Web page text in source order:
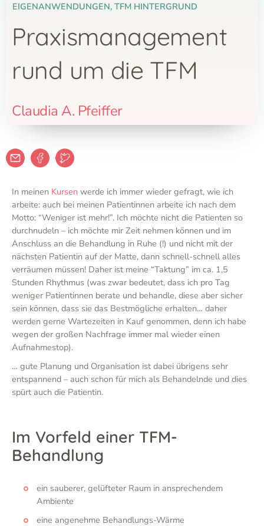
EIGENANWENDUNGEN, TFM HINTERGRUND
Praxismanagement
rund um die TFM
Claudia A. Pfeiffer
In meinen Kursen werde ich immer wieder gefragt, wie ich
arbeite: auch bei meinen Patientinnen arbeite ich nach dem
Motto: “Weniger ist mehr!”. Ich möchte nicht die Patienten so
durchnudeln – ich möchte mir Zeit nehmen können und im
Anschluss an die Behandlung in Ruhe (!) und nicht mit der
nächsten Patientin auf der Matte, dann schnell-schnell alles
verräumen müssen! Daher ist meine “Taktung” im ca. 1,5
Stunden Rhythmus (was zwar bedeutet, dass ich pro Tag
weniger Patientinnen berate und behandle, diese aber sicher
sein können, dass sie das Bestmögliche erhalten… daher
werden gerne Wartezeiten in Kauf genommen, denn ich habe
wegen der großen Nachfrage immer mal wieder einen
Aufnahmestop).
… gute Planung und Organisation ist dabei übrigens sehr
entspannend – auch schon für mich als Behandelnde und dies
spürt auch die Patientin.
Im Vorfeld einer TFM-
Behandlung
ein sauberer, gelüfteter Raum in ansprechendem
Ambiente
eine angenehme Behandlungs-Wärme